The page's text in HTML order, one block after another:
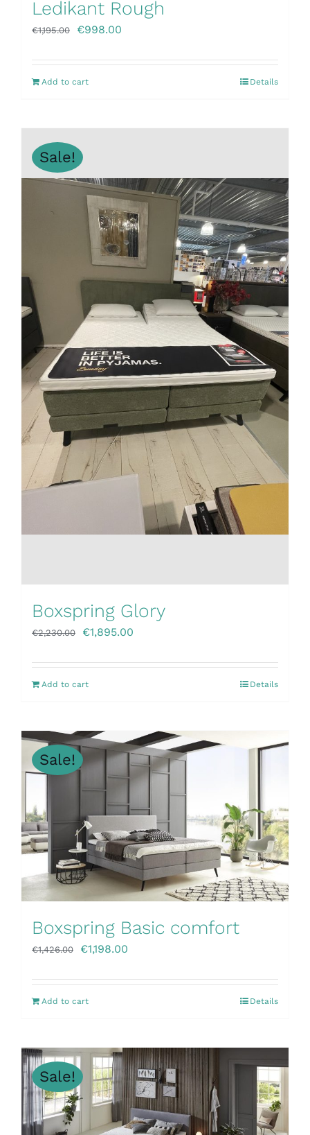
Ledikant Rough
€1,195.00 €998.00
Add to cart Details
Sale!
Boxspring Glory
€2,230.00 €1,895.00
Add to cart Details
Sale!
Boxspring Basic comfort
€1,426.00 €1,198.00
Add to cart Details
Sale!